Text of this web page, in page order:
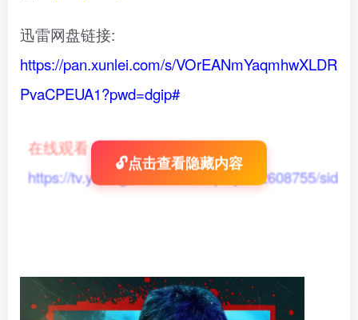
迅雷网盘链接:
https://pan.xunlei.com/s/VOrEANmYaqmhwXLDR
PvaCPEUA1?pwd=dgip#
在线观看：
https://tv.yikong666.com/vod/play/id/2608755/sid/
🔓点击查看隐藏内容